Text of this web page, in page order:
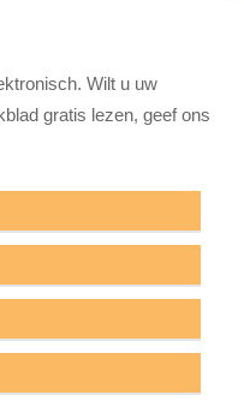
Wilt u uw
gratis lezen, geef ons